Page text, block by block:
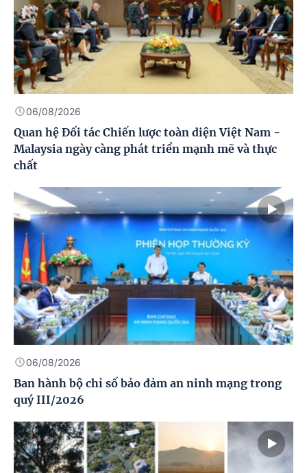
06/08/2026
Quan hệ Đối tác Chiến lược toàn diện Việt Nam -
Malaysia ngày càng phát triển mạnh mẽ và thực
chất
06/08/2026
Ban hành bộ chỉ số bảo đảm an ninh mạng trong
quý III/2026